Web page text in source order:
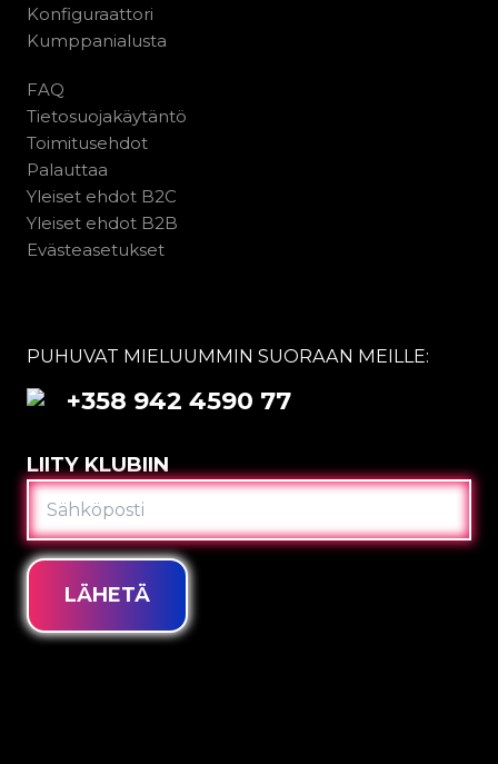
Konfiguraattori
Kumppanialusta
FAQ
Tietosuojakäytäntö
Toimitusehdot
Palauttaa
Yleiset ehdot B2C
Yleiset ehdot B2B
Evästeasetukset
PUHUVAT MIELUUMMIN SUORAAN MEILLE:
+358 942 4590 77
LIITY KLUBIIN
SÄHKÖPOSTI
LÄHETÄ